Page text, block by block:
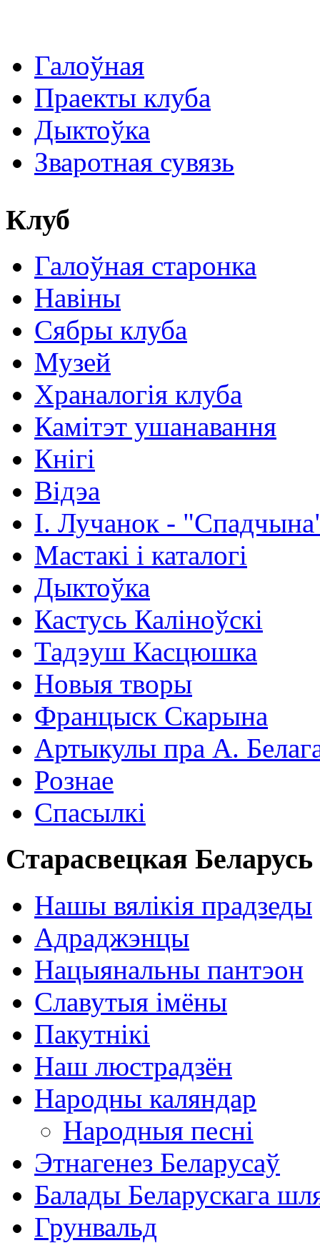
Галоўная
Праекты клуба
Дыктоўка
Зваротная сувязь
Клуб
Галоўная старонка
Навіны
Сябры клуба
Музей
Храналогія клуба
Камітэт ушанавання
Кнігі
Відэа
І. Лучанок -
Мастакі i каталогi
Дыктоўка
Кастусь Каліноўскі
Тадэуш Касцюшка
Новыя творы
Францыск Скарына
Артыкулы пра А.
Рознае
Спасылкі
Старасвецкая Беларусь
Нашы вялікія прадзеды
Адраджэнцы
Нацыянальны пантэон
Славутыя імёны
Пакутнікі
Наш люстрадзён
Народны каляндар
Народныя песні
Этнагенез Беларусаў
Балады Беларускага
Грунвальд